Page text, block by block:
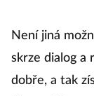
Není jiná
skrze dialog a
dobře, a tak